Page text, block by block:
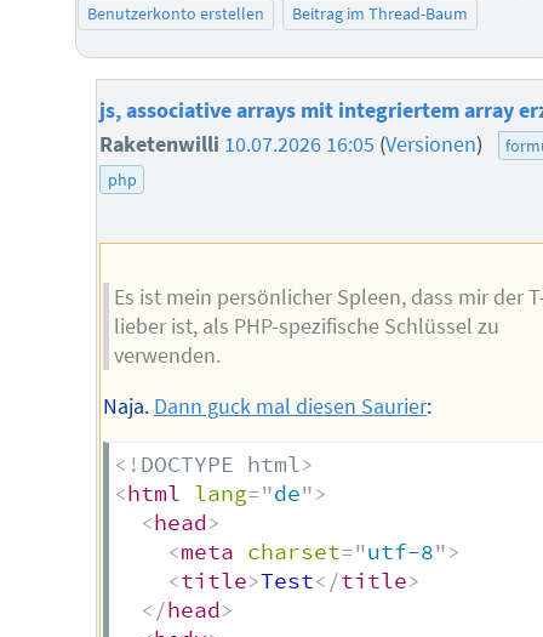
Benutzerkonto erstellen
Beitrag im Thread-Baum
js, associative arrays mit integriertem array
Raketenwilli 10.07.2026 16:05 (Versionen)
php
Es ist mein persönlicher Spleen, dass mir der
lieber ist, als PHP-spezifische Schlüssel zu
verwenden.
Naja. Dann guck mal diesen Saurier:
<! DOCTYPE html>
<html lang="de">
<head>
<meta charset="utf-8">
<title>Test</title>
</head>